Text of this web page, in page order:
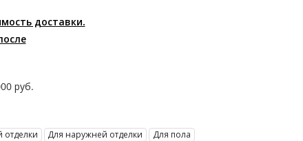
доставки.
руб.
отделки Для наружней отделки
Для пола